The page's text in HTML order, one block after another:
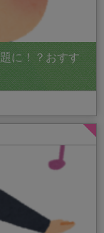
に！？おすす